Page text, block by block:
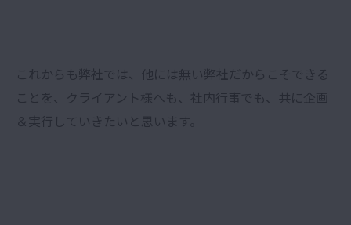
これからも弊社では、他には無い弊社だからこそできる
ことを、クライアント様へも、社内行事でも、共に企画
＆実行していきたいと思います。